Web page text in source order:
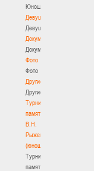
Юноши
Девушки
Девушки
Документы
Документы
Фото
Фото
Другие
Другие
Турнир
памяти
В.Н.
Рыженкова
(юноши)
Турнир
памяти